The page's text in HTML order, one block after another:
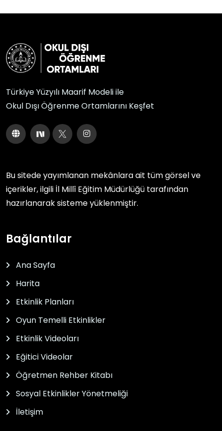
Türkiye Yüzyılı Maarif Modeli ile
Okul Dışı Öğrenme Ortamlarını Keşfet
Bu sitede yayımlanan mekânlara ait tüm görsel ve
içerikler, ilgili İl Millî Eğitim Müdürlüğü tarafından
hazırlanarak sisteme yüklenmiştir.
Bağlantılar
Ana Sayfa
Harita
Etkinlik Planları
Oyun Temelli Etkinlikler
Etkinlik Videoları
Eğitici Videolar
Öğretmen Rehber Kitabı
Sosyal Etkinlikler Yönetmeliği
İletişim